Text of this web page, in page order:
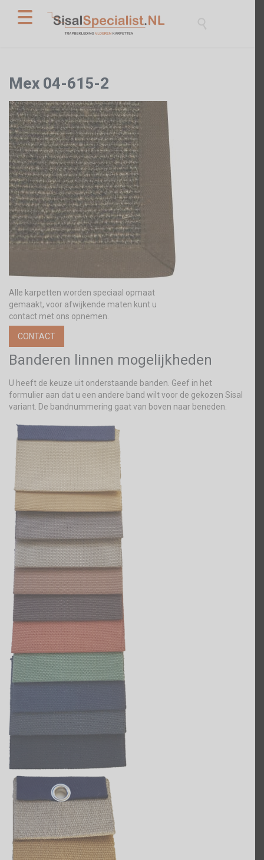
Mex 04-615-2
Alle karpetten worden speciaal opmaat
gemaakt, voor afwijkende maten kunt u
contact met ons opnemen.
CONTACT
Banderen linnen mogelijkheden
U heeft de keuze uit onderstaande banden. Geef in het
formulier aan dat u een andere band wilt voor de gekozen Sisal
variant. De bandnummering gaat van boven naar beneden.